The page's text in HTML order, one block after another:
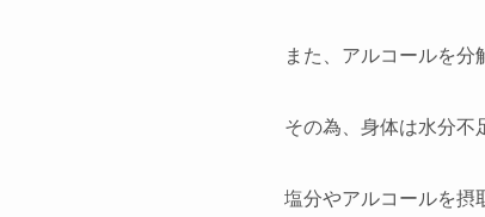
また、アルコールを分
その為、身体は水分不
塩分やアルコールを摂